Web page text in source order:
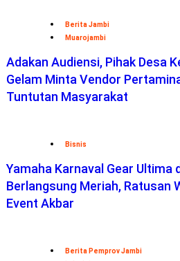
Berita Jambi
Muarojambi
Adakan Audiensi, Pihak Desa
Gelam Minta Vendor
Tuntutan Masyarakat
Bisnis
Yamaha Karnaval Gear Ultima
Berlangsung Meriah, Ratusan
Event Akbar
Berita Pemprov Jambi